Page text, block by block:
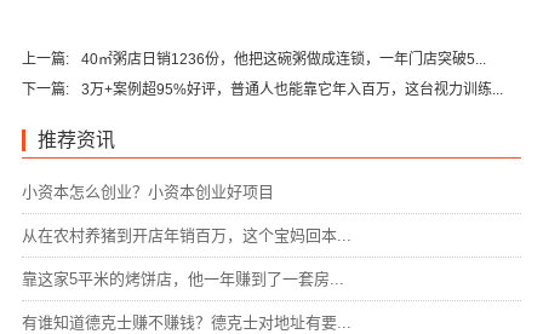
上一篇:
40㎡粥店日销1236份，他把这碗粥做成连锁，一年门店突破5...
下一篇:
3万+案例超95%好评，普通人也能靠它年入百万，这台视力训练...
推荐资讯
小资本怎么创业？小资本创业好项目
从在农村养猪到开店年销百万，这个宝妈回本...
靠这家5平米的烤饼店，他一年赚到了一套房...
有谁知道德克士赚不赚钱？德克士对地址有要...